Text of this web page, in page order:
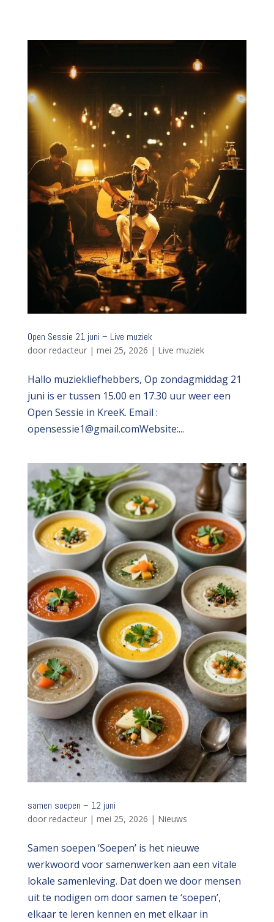
Open Sessie 21 juni – Live muziek
door redacteur| mei 25, 2026 | Live muziek
Hallo muziekliefhebbers, Op zondagmiddag 21
juni is er tussen 15.00 en 17.30 uur weer een
Open Sessie in KreeK. Email :
opensessie1@gmail.comWebsite:...
samen soepen – 12 juni
door redacteur| mei 25, 2026 | Nieuws
Samen soepen ‘Soepen’ is het nieuwe
werkwoord voor samenwerken aan een vitale
lokale samenleving. Dat doen we door mensen
uit te nodigen om door samen te ‘soepen’,
elkaar te leren kennen en met elkaar in